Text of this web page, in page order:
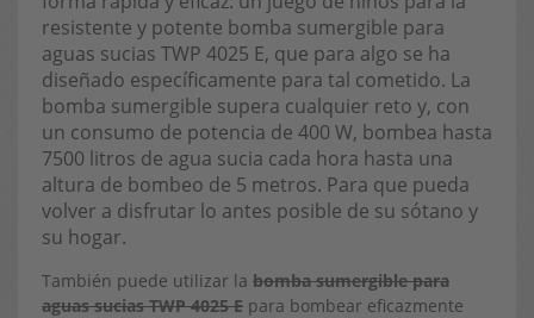
resistente y potente bomba sumergible para
aguas sucias TWP 4025 E, que para algo se ha
diseñado específicamente para tal cometido. La
bomba sumergible supera cualquier reto y, con
un consumo de potencia de 400 W, bombea hasta
7500 litros de agua sucia cada hora hasta una
altura de bombeo de 5 metros. Para que pueda
volver a disfrutar lo antes posible de su sótano y
su hogar.
También puede utilizar la bomba sumergible para
aguas sucias TWP 4025 E para bombear eficazmente